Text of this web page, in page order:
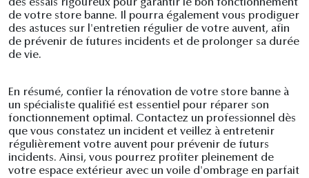
des essais rigoureux pour garantir le bon fonctionnement
de votre store banne. Il pourra également vous prodiguer
des astuces sur l'entretien régulier de votre auvent, afin
de prévenir de futures incidents et de prolonger sa durée
de vie.
En résumé, confier la rénovation de votre store banne à
un spécialiste qualifié est essentiel pour réparer son
fonctionnement optimal. Contactez un professionnel dès
que vous constatez un incident et veillez à entretenir
régulièrement votre auvent pour prévenir de futurs
incidents. Ainsi, vous pourrez profiter pleinement de
votre espace extérieur avec un voile d'ombrage en parfait